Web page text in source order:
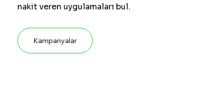
nakit veren uygulamaları bul.
Kampanyalar